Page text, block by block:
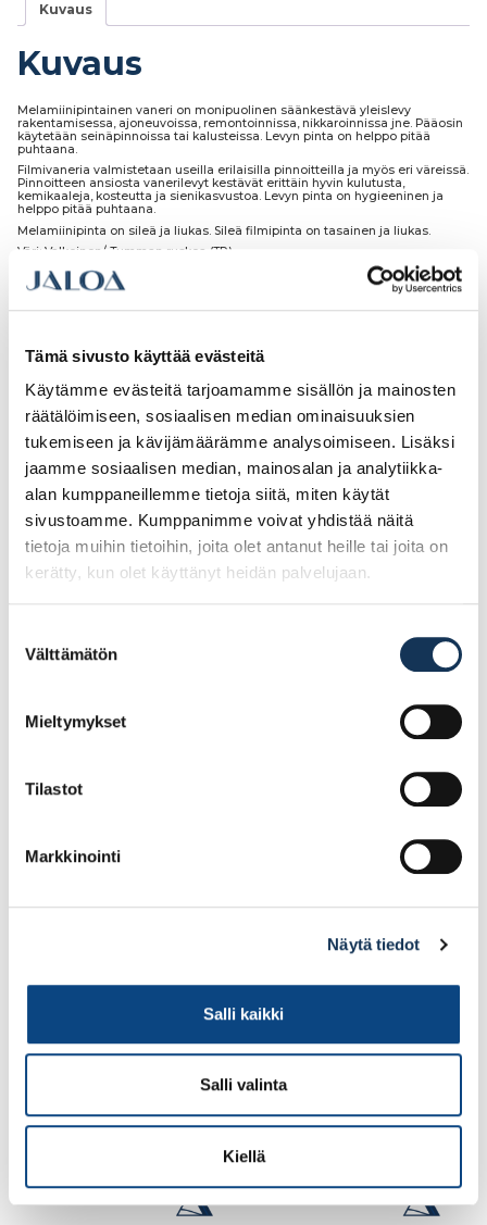
Tämä sivusto käyttää evästeitä
Käytämme evästeitä tarjoamamme sisällön ja mainosten
räätälöimiseen, sosiaalisen median ominaisuuksien
tukemiseen ja kävijämäärämme analysoimiseen. Lisäksi
jaamme sosiaalisen median, mainosalan ja analytiikka-
alan kumppaneillemme tietoja siitä, miten käytät
sivustoamme. Kumppanimme voivat yhdistää näitä
tietoja muihin tietoihin, joita olet antanut heille tai joita on
kerätty, kun olet käyttänyt heidän palvelujaan.
valinta
Välttämätön
Mieltymykset
Tilastot
Markkinointi
Näytä tiedot
Salli kaikki
Salli valinta
Kiellä
Kuvaus
Kuvaus
Melamiinipintainen vaneri on monipuolinen säänkestävä yleislevy
rakentamisessa, ajoneuvoissa, remontoinnissa, nikkaroinnissa jne. Pääosin
käytetään seinäpinnoissa tai kalusteissa. Levyn pinta on helppo pitää
puhtaana.
Filmivaneria valmistetaan useilla erilaisilla pinnoitteilla ja myös eri väreissä.
Pinnoitteen ansiosta vanerilevyt kestävät erittäin hyvin kulutusta,
kemikaaleja, kosteutta ja sienikasvustoa. Levyn pinta on hygieeninen ja
helppo pitää puhtaana.
Melamiinipinta on sileä ja liukas. Sileä filmipinta on tasainen ja liukas.
Väri: Valkoinen/ Tumman ruskea (TR)
Laatu: II-Laatu
Runko: Koivuvaneria
Meiltä levyt voi ostaa myös määrämittaan sahattuna eri hinnoittelun
Muutkin tarvitsemasi työstöt ovat mahdollisia, kuten muotoilut, aukotukset,
kulmasahaukset yms.
Tutustu myös
65.52€ /kpl(alv. 0%) 116.13€ /kpl(alv. 0%)